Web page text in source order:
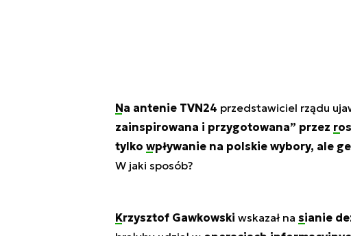
Na antenie TVN24 przedstawiciel rządu
zainspirowana i przygotowana” przez
tylko wpływaniena polskie wybory, ale
W jaki sposób?
Krzysztof Gawkowski wskazał na sianie